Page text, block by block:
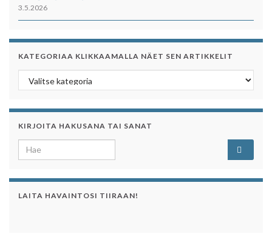
3.5.2026
KATEGORIAA KLIKKAAMALLA NÄET SEN ARTIKKELIT
Kategoriaa klikkaamalla näet sen artikkelit
KIRJOITA HAKUSANA TAI SANAT
Search for:
LAITA HAVAINTOSI TIIRAAN!